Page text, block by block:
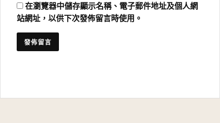
在瀏覽器中儲存顯示名稱、電子郵件地址及個人網
站網址，以供下次發佈留言時使用。